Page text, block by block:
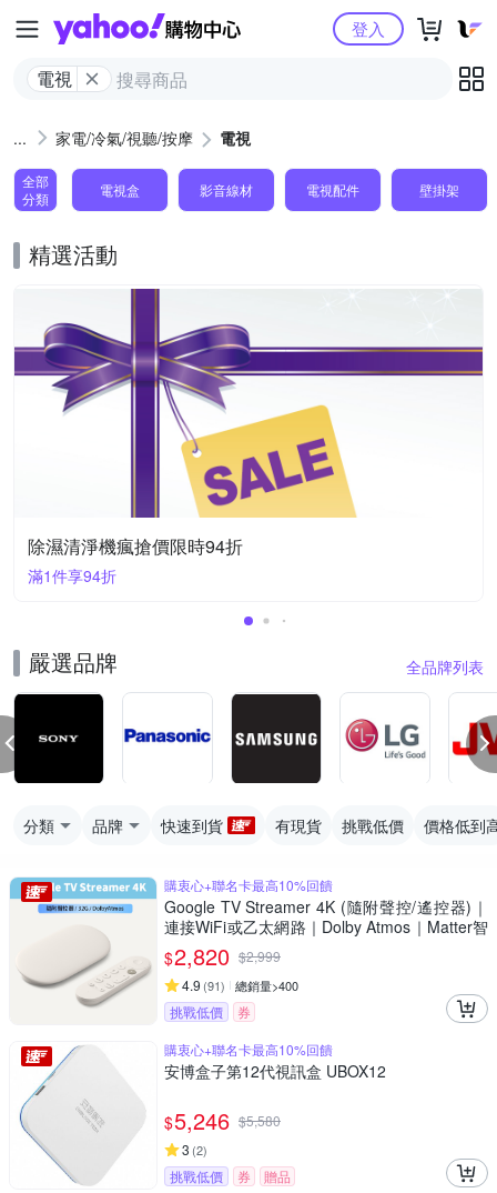
Yahoo購物中心
電視
登入
家電/冷氣/視聽/按摩 電視
全部
分類
電視盒 影音線材 電視配件 壁掛架
精選活動
除濕清淨機瘋搶價限時94折
滿1件享94折
嚴選品牌 全品牌列表
分類 品牌 快速到貨 有現貨 挑戰低價 價格低到
購衷心+聯名卡最高10%回饋
Google TV Streamer 4K (隨附聲控/遙控器)｜
連接WiFi或乙太網路｜Dolby Atmos｜Matter智
慧串聯｜安裝App播放Netflix/Disney+/Youtube
$2,820 $2,999
4.9 (91) 總銷量>400
挑戰低價
券
購衷心+聯名卡最高10%回饋
安博盒子第12代視訊盒 UBOX12
$5,246 $5,580
3 (2)
挑戰低價 券
贈品